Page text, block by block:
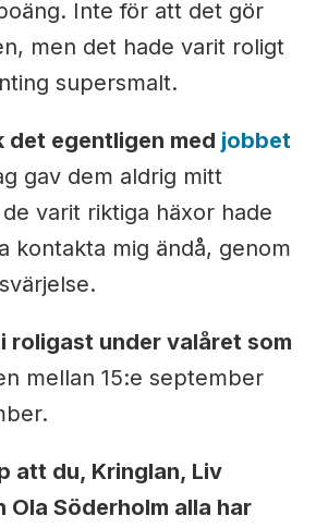
Inte för att det gör
men det hade varit roligt
supersmalt.
det egentligen med jobbet
gav dem aldrig mitt
varit riktiga häxor hade
kontakta mig ändå, genom
roligast under valåret som
mellan 15:e september
att du, Kringlan, Liv
Ola Söderholm alla har